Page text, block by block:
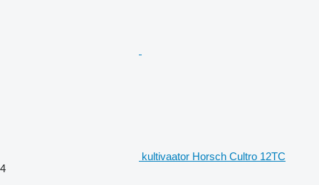
kultivaator Horsch Cultro 12TC
4